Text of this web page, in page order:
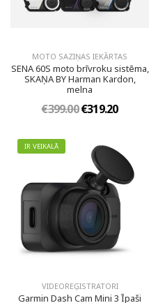
MOTO SAZIŅAS IEKĀRTAS
SENA 60S moto brīvroku sistēma,
SKAŅA BY Harman Kardon,
melna
€399.00€319.20
IR VEIKALĀ
VIDEOREĢISTRATORI
Garmin Dash Cam Mini 3 Īpaši